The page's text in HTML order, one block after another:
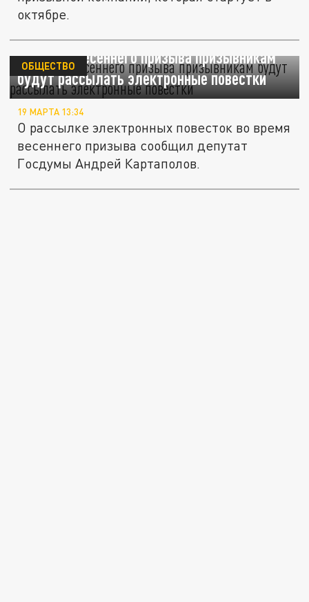
октябре.
Во время весеннего призыва призывникам
будут рассылать электронные повестки
ОБЩЕСТВО
19 МАРТА 13:34
О рассылке электронных повесток во время
весеннего призыва сообщил депутат
Госдумы Андрей Картаполов.